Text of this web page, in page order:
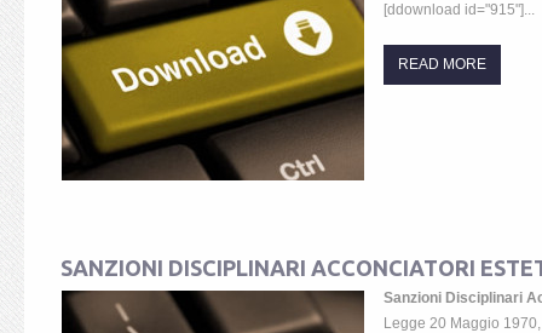
[ddownload id="915"]...
READ MORE
SANZIONI DISCIPLINARI ACCONCIATORI
Sanzioni Disciplinari
Legge 20 Maggio